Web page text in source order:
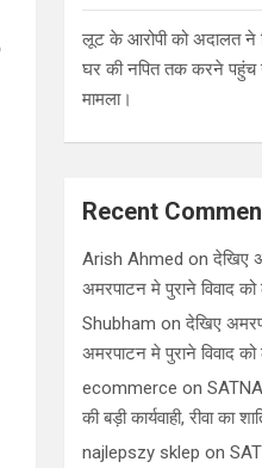
लूट के आरोपी को अदालत ने
घर की नपित तक करने पहुंच
मामला।
Recent
Arish Ahmed onदेखिए
अमरपाटन मे पुराने विवाद
Shubham onदेखिए
अमरपाटन मे पुराने विवाद
ecommerce on
की बड़ी कार्यवाही, रीवा का
najlepszy sklep on